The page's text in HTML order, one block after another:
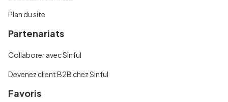
Plan du site
Partenariats
Collaborer avec Sinful
Devenez client B2B chez Sinful
Favoris